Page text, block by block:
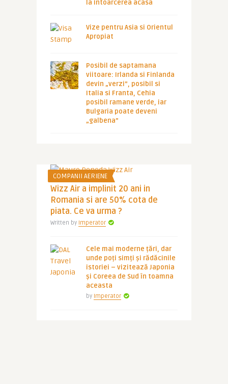
la intoarcerea acasa
Vize pentru Asia si Orientul
Apropiat
Posibil de saptamana
viitoare: Irlanda si Finlanda
devin „verzi”, posibil si
Italia si Franta, Cehia
posibil ramane verde, iar
Bulgaria poate deveni
„galbena”
COMPANII AERIENE
Wizz Air a implinit 20 ani in
Romania si are 50% cota de
piata. Ce va urma ?
Written by Imperator
Cele mai moderne țări, dar
unde poți simți și rădăcinile
istoriei – vizitează Japonia
și Coreea de Sud în toamna
aceasta
by Imperator